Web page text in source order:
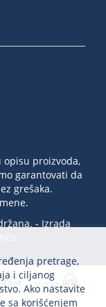
proizvoda,
garantovati da
grešaka.
- Izrada
pretrage,
i ciljanog
Ako nastavite
sa korišćenjem